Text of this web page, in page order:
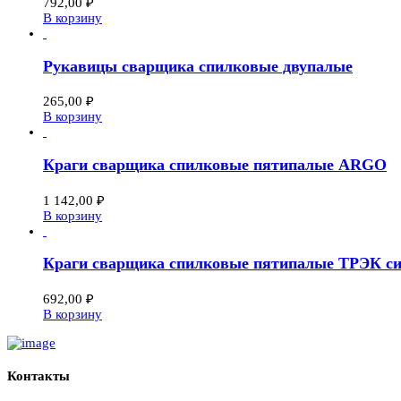
792,00 ₽
В корзину
Рукавицы сварщика спилковые двупалые
265,00 ₽
В корзину
Краги сварщика спилковые пятипалые ARGO
1 142,00 ₽
В корзину
Краги сварщика спилковые пятипалые ТРЭК
692,00 ₽
В корзину
Контакты